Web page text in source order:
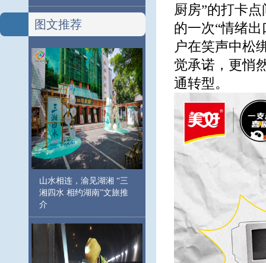
图文推荐
山水相连，渝见湖湘 “三
湘四水 相约湖南”文旅推
介
厨房”的打卡
的一次“情绪
户在笑声中松
觉承诺，更悄
通转型。